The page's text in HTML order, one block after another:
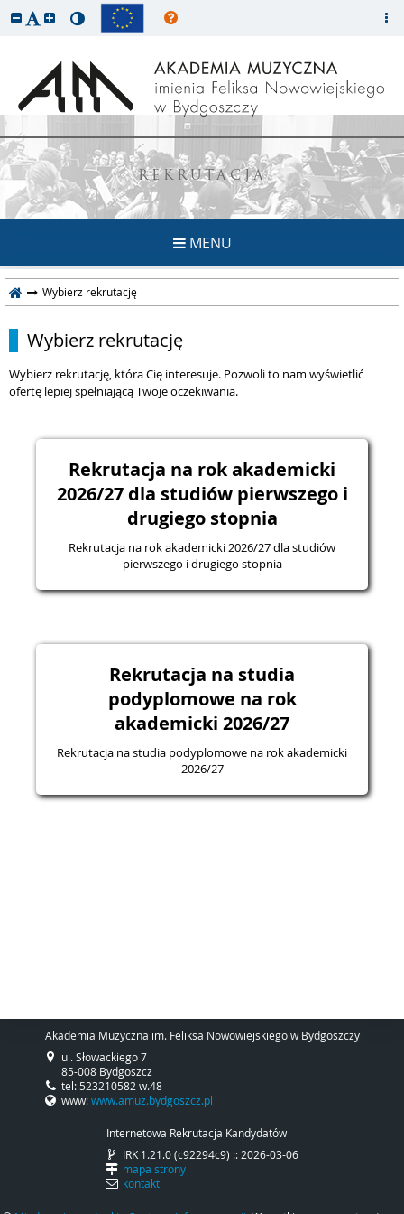
REKRUTACJA
MENU
Wybierz rekrutację
Wybierz rekrutację
Wybierz rekrutację, która Cię interesuje. Pozwoli to nam wyświetlić
ofertę lepiej spełniającą Twoje oczekiwania.
Rekrutacja na rok akademicki
2026/27 dla studiów pierwszego i
drugiego stopnia
Rekrutacja na rok akademicki 2026/27 dla studiów
pierwszego i drugiego stopnia
Rekrutacja na studia
podyplomowe na rok
akademicki 2026/27
Rekrutacja na studia podyplomowe na rok akademicki
2026/27
Akademia Muzyczna im. Feliksa Nowowiejskiego w Bydgoszczy
ul. Słowackiego 7
85-008 Bydgoszcz
tel: 523210582 w.48
www:www.amuz.bydgoszcz.pl
Internetowa Rekrutacja Kandydatów
IRK 1.21.0 (c92294c9) :: 2026-03-06
mapa strony
kontakt